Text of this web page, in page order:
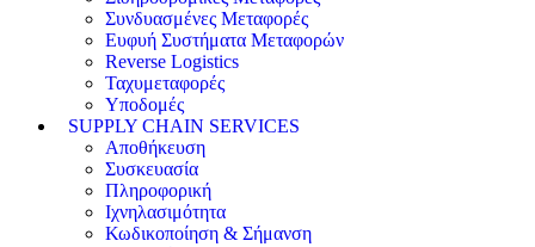
Συνδυασμένες Μεταφορές
Ευφυή Συστήματα Μεταφορών
Reverse Logistics
Ταχυμεταφορές
Υποδομές
SUPPLY CHAIN SERVICES
Αποθήκευση
Συσκευασία
Πληροφορική
Ιχνηλασιμότητα
Κωδικοποίηση & Σήμανση